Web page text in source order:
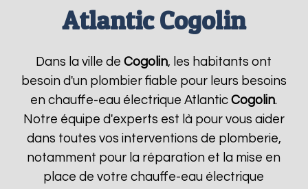
Atlantic Cogolin
Dans la ville deCogolin, les habitants ont
besoin d'un plombier fiable pour leurs besoins
en chauffe-eau électrique AtlanticCogolin.
Notre équipe d'experts est là pour vous aider
dans toutes vos interventions de plomberie,
notamment pour la réparation et la mise en
place de votre chauffe-eau électrique